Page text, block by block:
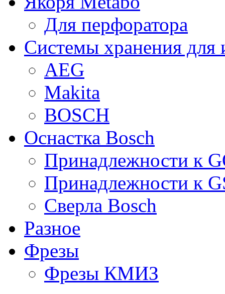
Для перфоратора
Системы хранения для
AEG
Makita
BOSCH
Оснастка Bosch
Принадлежности к
Принадлежности к
Сверла Bosch
Разное
Фрезы
Фрезы КМИЗ